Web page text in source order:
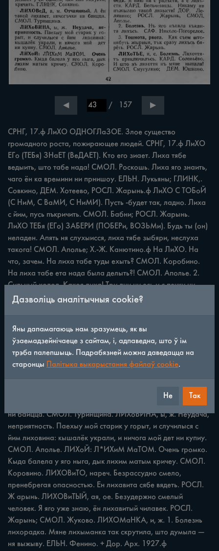
◀ / 157 ▶
СРНГ, 17.ф ЛиХО ОДНОГЛаЗОЕ. Злое существо
громадного роста, пожирающее людей. СРНГ, 17.ф ЛиХО
ЕГо (ТЕБя) ЗНаЕТ (ВеДАЕТ). Кто его зиает. Лиха тябе
ведыить, што табе нада! СМОЛ. Роскошь. Лиха яго знаить,
чаго ён ка времини ни прнишоу. ЕЛЬН. Лукьяны; ГЛИНК,.
Совкино, ДЕМ. Хотеево, РОСЛ. Жарынь.ф ЛиХО С ТОБоЙ
(С НиМ, С ВаМИ, С НиМИ). Пусть -будет так, ладно. Лиха
с йим, пусь пъкричить. СМОЛ. Бабни; РОСЛ. Жарынь.
ЛиХО ТЕБя (ЕГо) ЗАБЕРИ (ПОБЕРи, ВОЗЬМи). Будь ты (он)
неладен. Апять ня слухыисся, лиха тябе зыбяри, неслуха
такога! СМОЛ. Аполье; Х.-Ж. Канютино.ф На ЛиХО. На
что, зачем. На лиха табе туды ехыть? СМОЛ. Коробино.
На лиха табе ета нада была делыть?! СМОЛ. Аполье. 2.
Сильный холод. Какоя лиха! Три дни ни есь и с печки ни
лесь. РОСЛ. Цыгановка. ЛИХОВаТЬ, ую, уешь, несов.,
СМОЛ. Шилы. Я лихувала, лихувала пъ карови, ды што ж
ты зделыиш! КАРД. Бельчевицы; ГЛИНК- Совкино, РОСЛ.
Жарынь, СМОЛ. Аполье. + СРНГ, 17. Ср. моркотить. 2.
Переносить сильную физическую боль. У притсидатиля рак
быу, как жа ён лихувау! ДОР. Михайловка. Жывот у ей
балить, тык ина лихуить, кричить. ГЛИНК Совкино.
ни баицца. СМОЛ. Туринщина. ЛИХоВИНА, ы, ж. Неудача,
неприятность. Паехыу мой старик у горыт, и случилыся с
йим лиховина: кышалёк украли, и ничога мой дет ни купиу.
СМОЛ. Аполье. ЛИХоЙ: Л*ИХиМ МаТОМ. Очень громко.
Кыда балела у яго ныга, дык лихим матым кричеу. СМОЛ.
Коровино. ЛИХОВиТО, нареч. Безрассудно смело,
пренебрегая опасностью. Ен лихавита сябе вядеть. РОСЛ.
Ж арынь. ЛИХОВиТЫЙ, ая, ое. Безудержно смелый
человек. Я яго уже знаю, ён лихавитый чилавек. РОСЛ.
Жарынь; СМОЛ. Жуково. ЛИХОМаНКА, и, ж. 1. Болезнь
лихорадка. Мяне лихыманка так скрутила, што думыла —
ня выжыву. ЕЛЬН. Фенино. + Дор. Арх. 1927.ф
Дазволіць аналітычныя cookie?
Яны дапамагаюць нам зразумець, як вы
ўзаемадзейнічаеце з сайтам, і, адпаведна, што ў ім
трэба палепшыць. Падрабязней можна даведацца на
старонцы Палітыка выкарыстання файлаў cookie.
Не Так